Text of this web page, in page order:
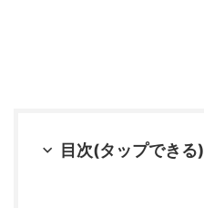
目次(タップできる)